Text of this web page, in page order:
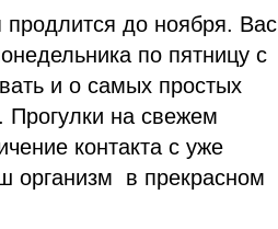
до ноября. Вас
по пятницу с
и о самых простых
Прогулки на свежем
контакта с уже
организм в прекрасном